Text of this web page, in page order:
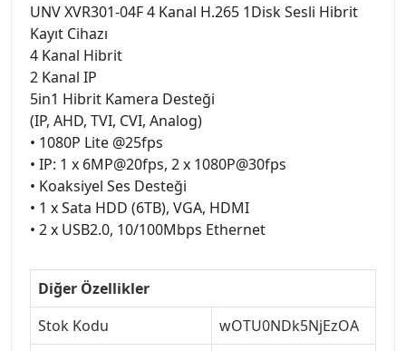
UNV XVR301-04F 4 Kanal H.265 1Disk Sesli Hibrit
Kayıt Cihazı
4 Kanal Hibrit
2 Kanal IP
5in1 Hibrit Kamera Desteği
(IP, AHD, TVI, CVI, Analog)
• 1080P Lite @25fps
• IP: 1 x 6MP@20fps, 2 x 1080P@30fps
• Koaksiyel Ses Desteği
• 1 x Sata HDD (6TB), VGA, HDMI
• 2 x USB2.0, 10/100Mbps Ethernet
Diğer Özellikler
Stok Kodu
wOTU0NDk5NjEzOA